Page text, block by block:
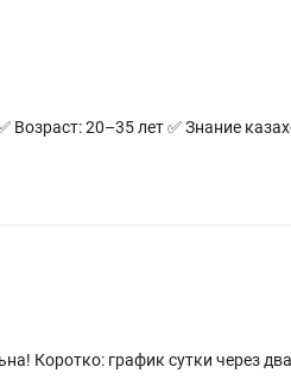
Коротко: график сутки через